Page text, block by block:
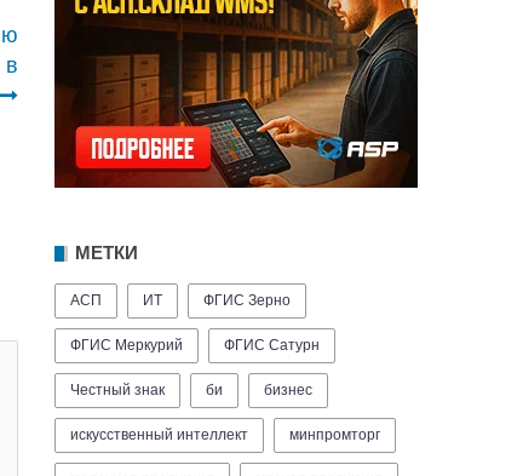
в
МЕТКИ
АСП ИТ ФГИС Зерно
ФГИС Меркурий ФГИС Сатурн
Честный знак би бизнес
искусственный интеллект минпромторг